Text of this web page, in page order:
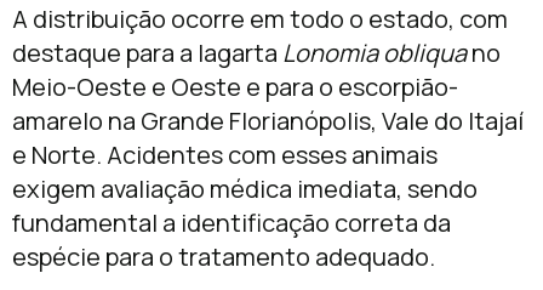
A distribuição ocorre em todo o estado, com
destaque para a lagarta Lonomia obliquano
Meio-Oeste e Oeste e para o escorpião-
amarelo na Grande Florianópolis, Vale do Itajaí
e Norte. Acidentes com esses animais
exigem avaliação médica imediata, sendo
fundamental a identificação correta da
espécie para o tratamento adequado.